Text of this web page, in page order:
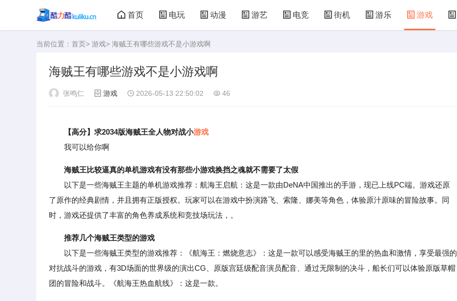
首页 电玩 动漫 游艺 电竞 街机 游乐 游戏
大型游戏 娃娃机
当前位置： 首页> 游戏> 海贼王有哪些游戏不是小游戏啊
海贼王有哪些游戏不是小游戏啊
张鸣仁 游戏 2026-05-13 22:50:02 46
【高分】求2034版海贼王全人物对战小游戏
我可以给你啊
海贼王比较逼真的单机游戏有没有那些小游戏换挡之魂就不需要了太假
以下是一些海贼王主题的单机游戏推荐：航海王启航：这是一款由DeNA中国推出的手游，现已上线PC端。游戏还原
了原作的经典剧情，并且拥有正版授权。玩家可以在游戏中扮演路飞、索隆、娜美等角色，体验原汁原味的冒险故事。同
时，游戏还提供了丰富的角色养成系统和竞技场玩法，。
推荐几个海贼王类型的游戏
以下是一些海贼王类型的游戏推荐：《航海王：燃烧意志》：这是一款可以感受海贼王的里的热血和激情，享受最强的
对抗战斗的游戏，有3D场面的世界级的演出CG、原版宫廷级配音演员配音、通过无限制的决斗，船长们可以体验原版草帽
团的冒险和战斗。《航海王热血航线》：这是一款。